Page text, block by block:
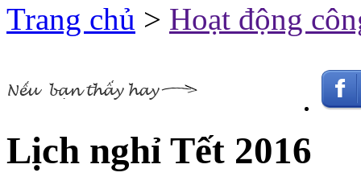
Trang chủ > Hoạt động
Lịch nghỉ Tết 2016